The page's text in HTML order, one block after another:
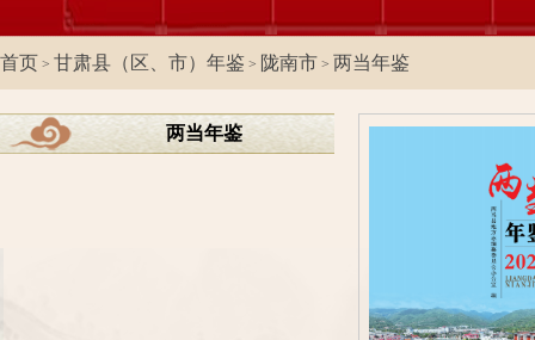
首页 > 甘肃县（区、市）年鉴 > 陇南市 > 两当年鉴
两当年鉴